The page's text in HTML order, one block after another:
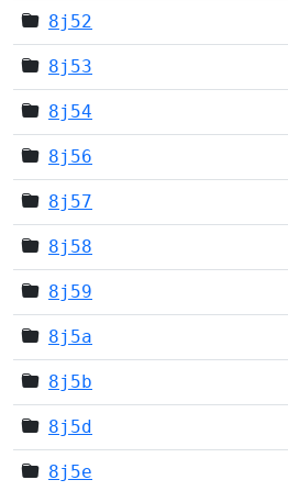
8j52
8j53
8j54
8j56
8j57
8j58
8j59
8j5a
8j5b
8j5d
8j5e